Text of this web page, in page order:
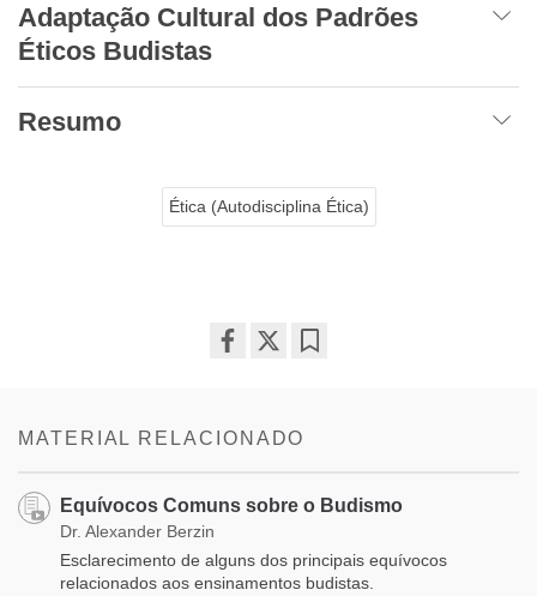
Adaptação Cultural dos Padrões
Éticos Budistas
Resumo
Ética (Autodisciplina Ética)
MATERIAL RELACIONADO
Equívocos Comuns sobre o Budismo
Dr. Alexander Berzin
Esclarecimento de alguns dos principais equívocos
relacionados aos ensinamentos budistas.